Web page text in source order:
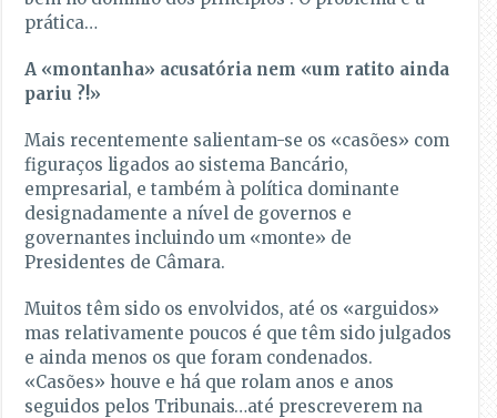
prática…
A «montanha» acusatória nem «um ratito ainda
pariu ?!»
Mais recentemente salientam-se os «casões» com
figuraços ligados ao sistema Bancário,
empresarial, e também à política dominante
designadamente a nível de governos e
governantes incluindo um «monte» de
Presidentes de Câmara.
Muitos têm sido os envolvidos, até os «arguidos»
mas relativamente poucos é que têm sido julgados
e ainda menos os que foram condenados.
«Casões» houve e há que rolam anos e anos
seguidos pelos Tribunais…até prescreverem na